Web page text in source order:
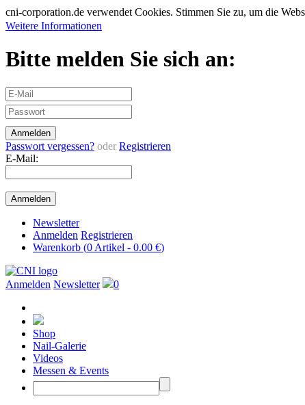
cni-corporation.de verwendet Cookies. Stimmen Sie zu, um die
Weitere Informationen
Bitte melden Sie sich an:
Passwort vergessen? oder Registrieren
E-Mail:
Newsletter
Anmelden Registrieren
Warenkorb (0 Artikel - 0.00 €)
Anmelden Newsletter 0
Shop
Nail-Galerie
Videos
Messen & Events